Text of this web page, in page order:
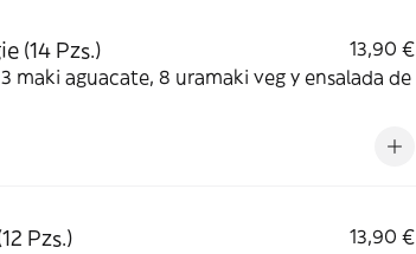
(14 Pzs.)
13,90 €
maki aguacate, 8 uramaki veg y ensalada de
Pzs.)
13,90 €